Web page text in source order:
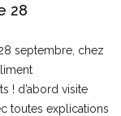
28
septembre, chez
! d’abord visite
toutes explications